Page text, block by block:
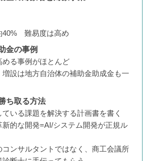
40% 難易度は高め
金の事例
める事例がほとんど
増設は地方自治体の補助金助成金も一
ち取る方法
ている課題を解決する計画書を書く
新的な開発=AI/システム開発が正規ル
コンサルタントではなく、商工会議所